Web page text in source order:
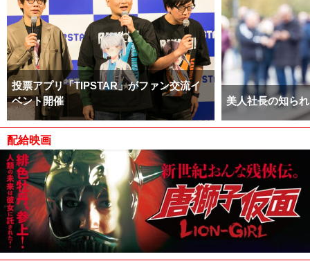
投票アプリ「TIPSTAR」がファン交流イ
ベント開催
美人社長の知ら
配給映画